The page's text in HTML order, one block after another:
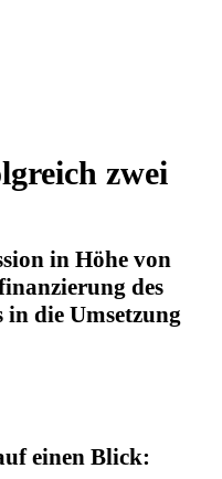
zwei
in Höhe von
des
die Umsetzung
einen Blick: